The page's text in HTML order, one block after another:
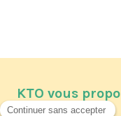
KTO vous